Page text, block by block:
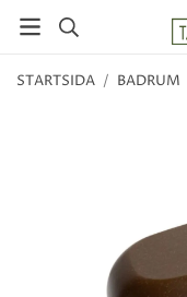
STARTSIDA / BADRUM